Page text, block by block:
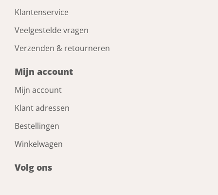
Klantenservice
Veelgestelde vragen
Verzenden & retourneren
Mijn account
Mijn account
Klant adressen
Bestellingen
Winkelwagen
Volg ons